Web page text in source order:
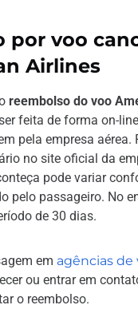
por voo
Airlines
reembolso do voo
feita de forma on-
pela empresa aérea.
no site oficial da
pode variar
pelo passageiro. No
de 30 dias.
em agências de
ou entrar em
o reembolso.